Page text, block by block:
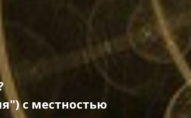
с местностью